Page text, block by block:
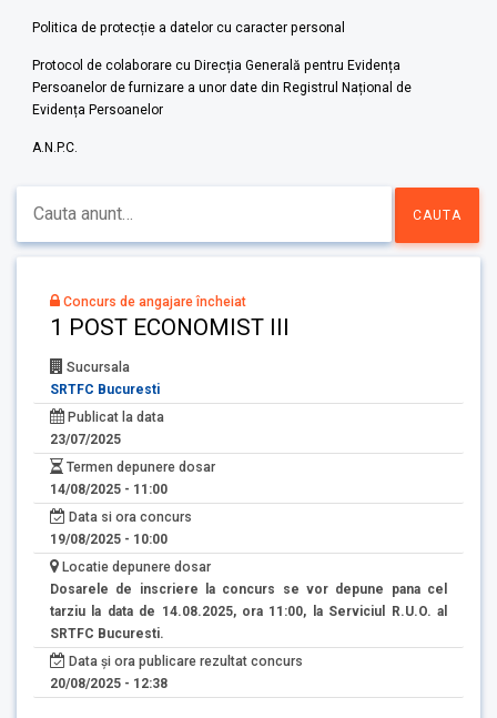
Politica de protecție a datelor cu caracter personal
Protocol de colaborare cu Direcția Generală pentru Evidența
Persoanelor de furnizare a unor date din Registrul Național de
Evidența Persoanelor
A.N.P.C.
Concurs de angajare încheiat
1 POST ECONOMIST III
Sucursala
SRTFC Bucuresti
Publicat la data
23/07/2025
Termen depunere dosar
14/08/2025 - 11:00
Data si ora concurs
19/08/2025 - 10:00
Locatie depunere dosar
Dosarele de inscriere la concurs se vor depune pana cel
tarziu la data de 14.08.2025, ora 11:00, la Serviciul R.U.O. al
SRTFC Bucuresti.
Data și ora publicare rezultat concurs
20/08/2025 - 12:38